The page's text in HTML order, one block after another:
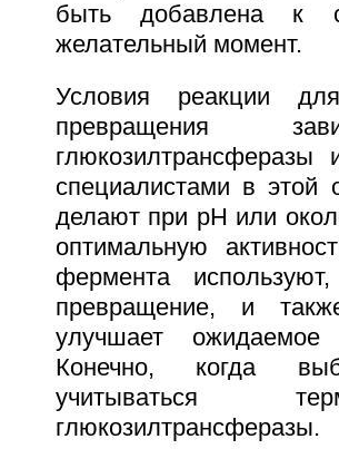
быть добавлена к
желательный момент.
Условия реакции
превращения
специалистами в этой
делают при рН или
оптимальную
фермента
превращение, и
улучшает ожидаемое
Конечно, когда
учитываться